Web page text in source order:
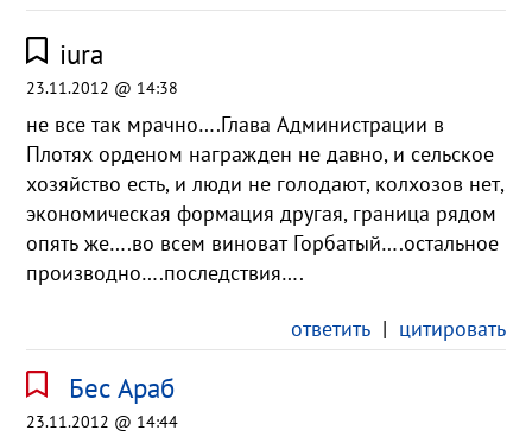
iura
23.11.2012 @ 14:38
не все так мрачно….Глава Администрации в
Плотях орденом награжден не давно, и сельское
хозяйство есть, и люди не голодают, колхозов нет,
экономическая формация другая, граница рядом
опять же….во всем виноват Горбатый….остальное
производно….последствия….
ответить| цитировать
Бес Араб
23.11.2012 @ 14:44